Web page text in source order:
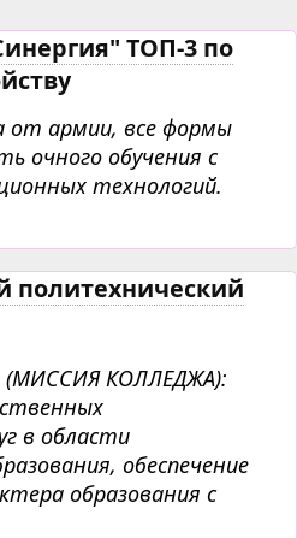
ТОП-3 по
от армии, все формы
очного обучения с
технологий.
политехнический
(МИССИЯ КОЛЛЕДЖА):
в области
обеспечение
образования с